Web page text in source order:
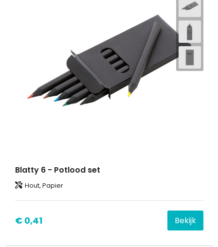
Blatty 6 - Potlood set
Hout, Papier
€ 0,41 Bekijk